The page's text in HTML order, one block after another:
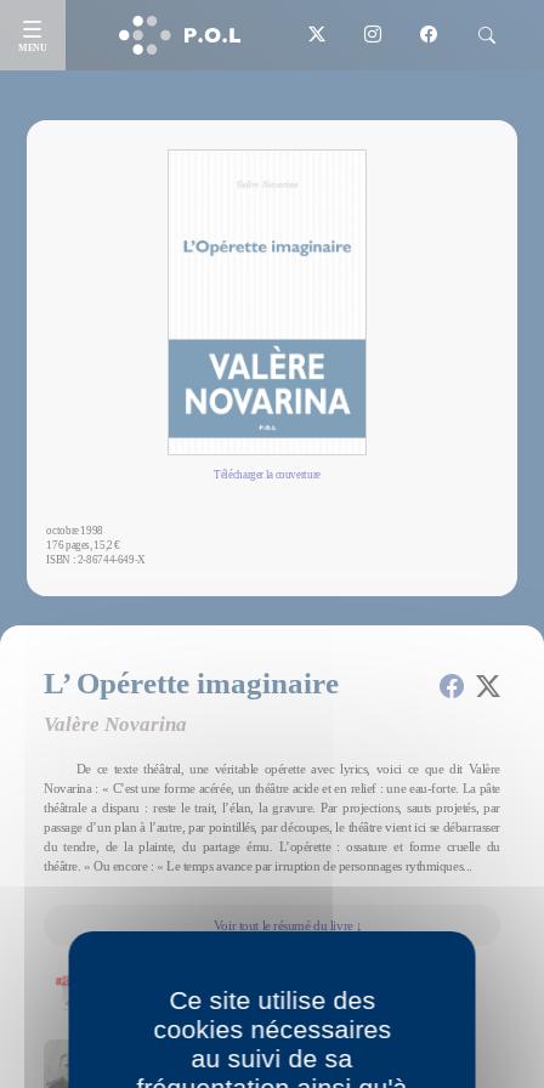
MENU
Télécharger la couverture
octobre 1998
176 pages, 15,2 €
ISBN : 2-86744-649-X
L’ Opérette imaginaire
Valère Novarina
De ce texte théâtral, une véritable opérette avec lyrics, voici ce que dit Valère
Novarina : « C’est une forme acérée, un théâtre acide et en relief : une eau-forte. La pâte
théâtrale a disparu : reste le trait, l’élan, la gravure. Par projections, sauts projetés, par
passage d’un plan à l’autre, par pointillés, par découpes, le théâtre vient ici se débarrasser
du tendre, de la plainte, du partage ému. L’opérette : ossature et forme cruelle du
théâtre. » Ou encore : « Le temps avance par irruption de personnages rythmiques...
Voir tout le résumé du livre ↓
Voir la biographie et la bibliographie de Valère Novarina
Ce site utilise des
cookies nécessaires
au suivi de sa